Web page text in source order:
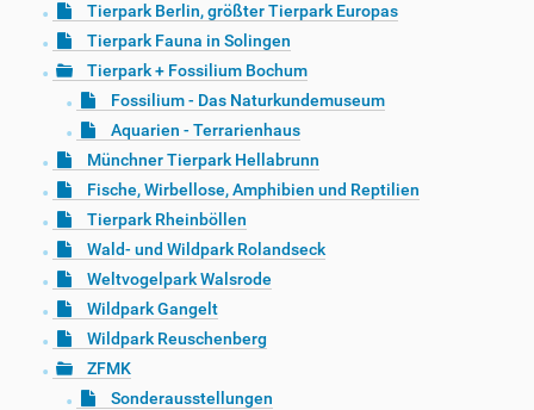
Tierpark Berlin, größter Tierpark Europas
Tierpark Fauna in Solingen
Tierpark + Fossilium Bochum
Fossilium - Das Naturkundemuseum
Aquarien - Terrarienhaus
Münchner Tierpark Hellabrunn
Fische, Wirbellose, Amphibien und Reptilien
Tierpark Rheinböllen
Wald- und Wildpark Rolandseck
Weltvogelpark Walsrode
Wildpark Gangelt
Wildpark Reuschenberg
ZFMK
Sonderausstellungen